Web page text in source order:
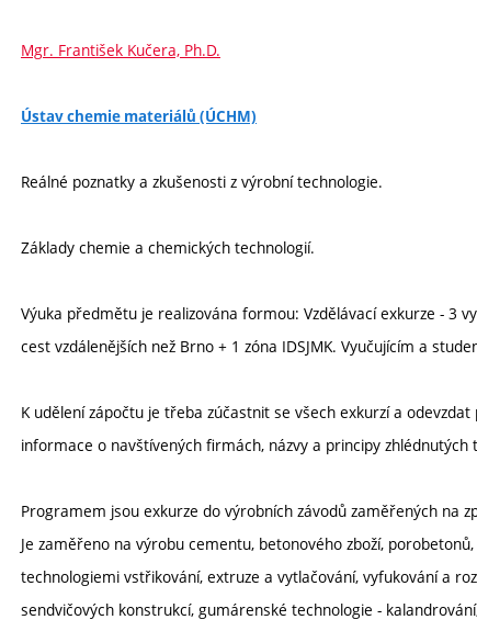
Mgr. František Kučera, Ph.D.
Ústav chemie materiálů (ÚCHM)
Reálné poznatky a zkušenosti z výrobní technologie.
Základy chemie a chemických technologií.
Výuka předmětu je realizována formou: Vzdělávací exkurze - 3
cest vzdálenějších než Brno + 1 zóna IDSJMK. Vyučujícím a
K udělení zápočtu je třeba zúčastnit se všech exkurzí a
informace o navštívených firmách, názvy a principy
Programem jsou exkurze do výrobních závodů zaměřených na
Je zaměřeno na výrobu cementu, betonového zboží,
technologiemi vstřikování, extruze a vytlačování, vyfukování a
sendvičových konstrukcí, gumárenské technologie -